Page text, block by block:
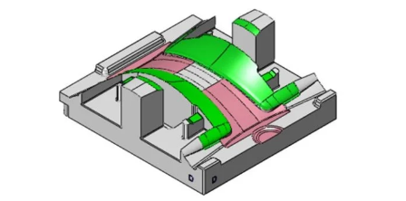
İletişim